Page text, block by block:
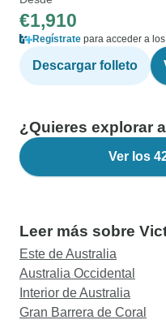
€1,910
Regístrate para acceder a
Descargar folleto
¿Quieres explorar
Ver los
Leer más sobre
Este de Australia
Australia Occidental
Interior de Australia
Gran Barrera de Coral